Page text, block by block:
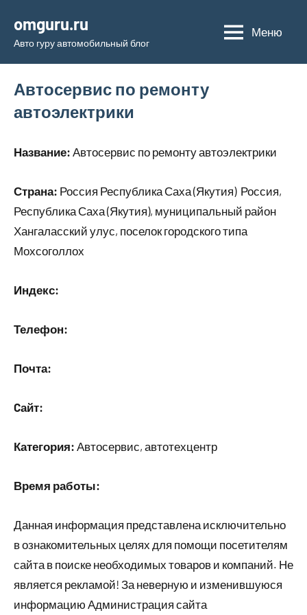
содержимому
omguru.ru
Авто гуру автомобильный блог
Меню
Автосервис по ремонту
автоэлектрики
Название: Автосервис по ремонту автоэлектрики
Страна: Россия Республика Саха (Якутия) Россия,
Республика Саха (Якутия), муниципальный район
Хангаласский улус, поселок городского типа
Мохсоголлох
Индекс:
Телефон:
Почта:
Cайт:
Категория: Автосервис, автотехцентр
Время работы:
Данная информация представлена исключительно
в ознакомительных целях для помощи посетителям
сайта в поиске необходимых товаров и компаний. Не
является рекламой! За неверную и изменившуюся
информацию Администрация сайта